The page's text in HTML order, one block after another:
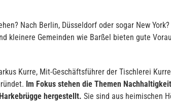
Nach Berlin, Düsseldorf oder sogar New York?
kleinere Gemeinden wie Barßel bieten gute
Kurre, Mit-Geschäftsführer der Tischlerei
Im Fokus stehen die Themen
hergestellt. Sie sind aus heimischen